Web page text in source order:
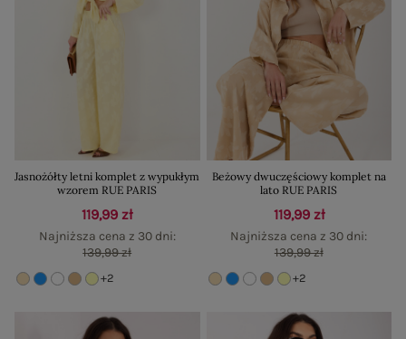
Jasnożółty letni komplet z wypukłym
wzorem RUE PARIS
119,99 zł
Najniższa cena z 30 dni:
139,99 zł
+2
Beżowy dwuczęściowy komplet na
lato RUE PARIS
119,99 zł
Najniższa cena z 30 dni:
139,99 zł
+2